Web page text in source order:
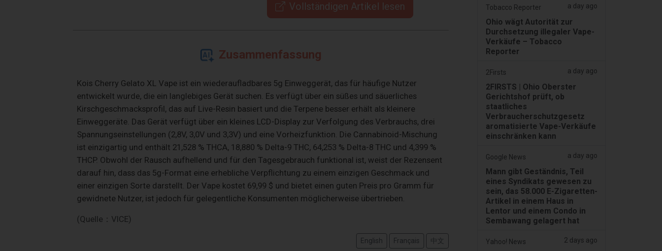
Vollständigen Artikel lesen
Zusammenfassung
Kois Cherry Gelato XL Vape ist ein wiederaufladbares 5g Einweggerät, das für häufige Nutzer
entwickelt wurde, die ein langlebiges Gerät suchen. Es verfügt über ein süßes und säuerliches
Kirschgeschmacksprofil, das auf Live-Resin basiert und die Terpene besser erhält als kleinere
Einweggeräte. Das Gerät verfügt über ein kleines LCD-Display zur Verfolgung des Verbrauchs, drei
Spannungseinstellungen (2,8V, 3,0V und 3,3V) und eine Vorheizfunktion. Die Cannabinoid-Mischung
ist einzigartig und enthält 21,528 % THCA, 18,880 % Delta-9 THC, 64,253 % Delta-8 THC und 4,399 %
THCP. Obwohl der Rausch aufhellend und für den Tagesgebrauch funktional ist, weist der Rezensent
darauf hin, dass das 5g-Format eine erhebliche Verpflichtung zu einem einzigen Geschmack und
einer einzigen Sorte darstellt. Der Vape kostet 69,99 $ und bietet einen guten Preis pro Gramm für
gewidnete Nutzer, ist jedoch für gelegentliche Konsumenten möglicherweise übertrieben.
(Quelle：VICE)
English Français 中文
Tobacco Reporter a day ago
Ohio wägt Autorität zur
Durchsetzung illegaler Vape-
Verkäufe – Tobacco
Reporter
2Firsts a day ago
2FIRSTS | Ohio Oberster
Gerichtshof prüft, ob
staatliches
Verbraucherschutzgesetz
aromatisierte Vape-Verkäufe
einschränken kann
Google News a day ago
Mann gibt Geständnis, Teil
eines Syndikats gewesen zu
sein, das 58.000 E-Zigaretten-
Artikel in einem Haus in
Lentor und einem Condo in
Sembawang gelagert hat
Yahoo! News 2 days ago